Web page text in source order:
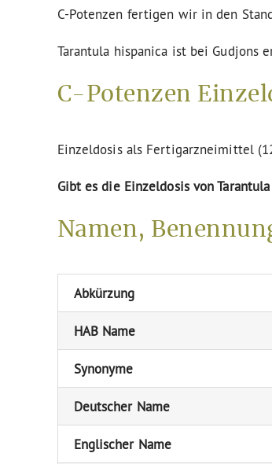
C-Potenzen fertigen wir in den
Tarantula hispanica ist bei Gudjons
C-Potenzen
Einzeldosis als Fertigarzneimittel
Gibt es die Einzeldosis von
Namen,
Abkürzung
HAB Name
Synonyme
Deutscher Name
Englischer Name